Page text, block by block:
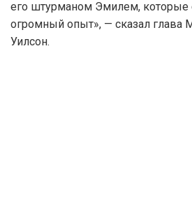
его штурманом Эмилем, которые
огромный опыт», — сказал глава
Уилсон.